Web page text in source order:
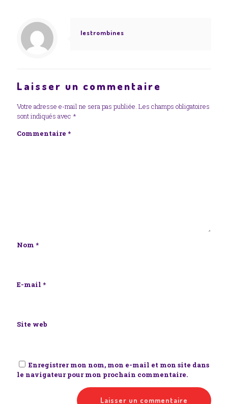
lestrombines
Laisser un commentaire
Votre adresse e-mail ne sera pas publiée. Les champs obligatoires
sont indiqués avec *
Commentaire *
Nom *
E-mail *
Site web
Enregistrer mon nom, mon e-mail et mon site dans
le navigateur pour mon prochain commentaire.